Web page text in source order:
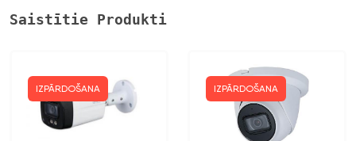
Saistītie Produkti
IZPĀRDOŠANA IZPĀRDOŠANA